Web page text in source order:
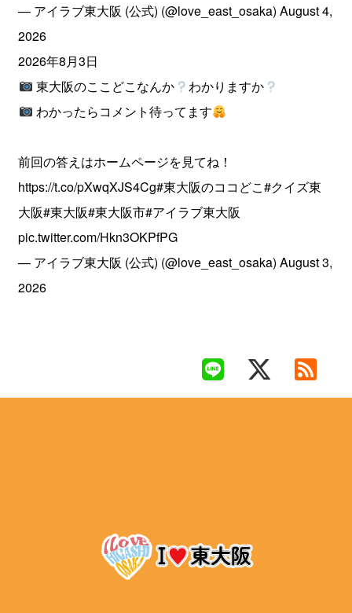
— アイラブ東大阪 (公式) (@love_east_osaka)August 4,
2026
2026年8月3日
東大阪のここどこなんか
わかりますか
わかったらコメント待ってます
前回の答えはホームページを見てね！
https://t.co/pXwqXJS4Cg#東大阪のココどこ#クイズ東
大阪#東大阪#東大阪市#アイラブ東大阪
pic.twitter.com/Hkn3OKPfPG
— アイラブ東大阪 (公式) (@love_east_osaka)August 3,
2026